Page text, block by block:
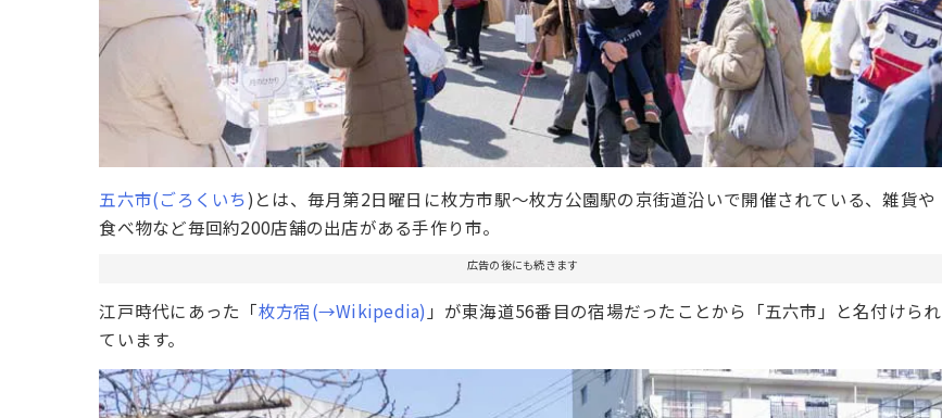
五六市(ごろくいち)とは、毎月第2日曜日に枚方市駅～枚方公園駅の京街道沿いで開催されている、雑貨や
食べ物など毎回約200店舗の出店がある手作り市。
広告の後にも続きます
江戸時代にあった「枚方宿(→Wikipedia) 」が東海道56番目の宿場だったことから「五六市」と名付けられ
ています。